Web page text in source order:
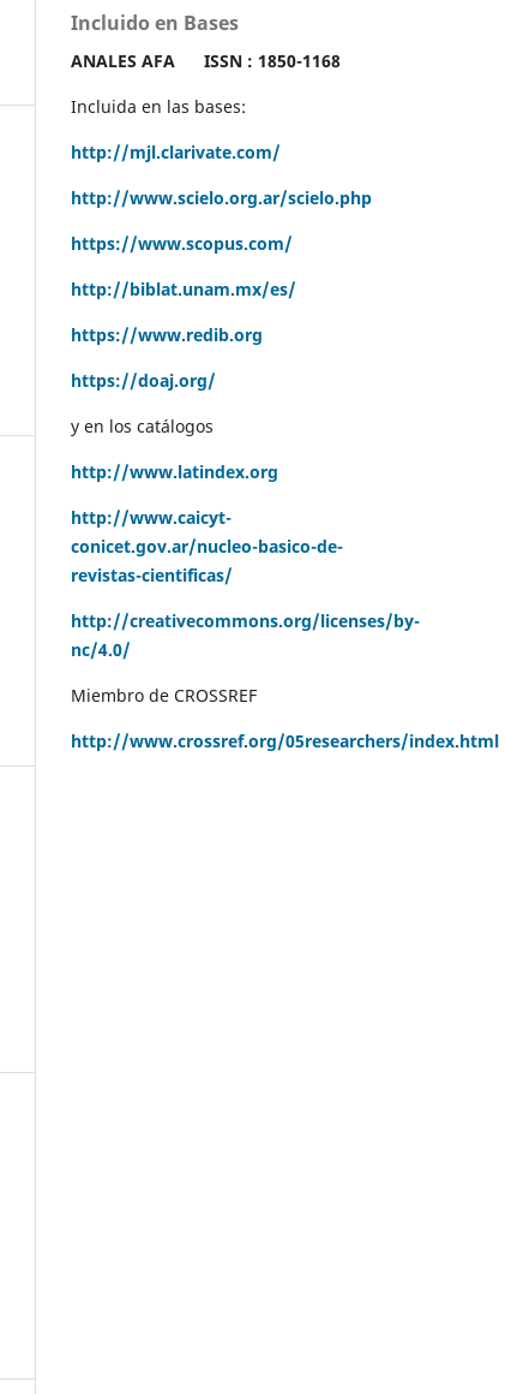
Incluido en Bases
ANALES AFA ISSN : 1850-1168
Incluida en las bases:
http://mjl.clarivate.com/
http://www.scielo.org.ar/scielo.php
https://www.scopus.com/
http://biblat.unam.mx/es/
https://www.redib.org
https://doaj.org/
y en los catálogos
http://www.latindex.org
http://www.caicyt-
conicet.gov.ar/nucleo-basico-de-
revistas-cientificas/
http://creativecommons.org/licenses/by-
nc/4.0/
Miembro de CROSSREF
http://www.crossref.org/05researchers/index.html